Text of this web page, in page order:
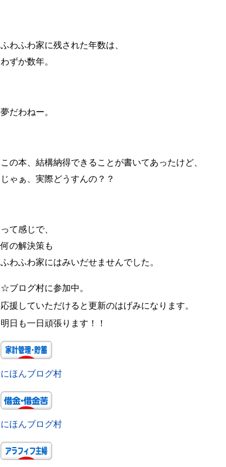
ふわふわ家に残された年数は、
わずか数年。
夢だわねー。
この本、結構納得できることが書いてあったけど、
じゃぁ、実際どうすんの？？
って感じで、
何の解決策も
ふわふわ家にはみいだせませんでした。
☆ブログ村に参加中。
応援していただけると更新のはげみになります。
明日も一日頑張ります！！
にほんブログ村
にほんブログ村